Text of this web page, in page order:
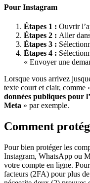
Pour Instagram
Étapes 1 : Ouvrir
Étapes 2 : Aller
Étapes 3 :
Étapes 4 :
« Envoyer une
Lorsque vous arrivez
texte court et clair, comme
données publiques pour
Meta » par exemple.
Comment
Pour bien protéger les
Instagram, WhatsApp ou
votre compte en ligne.
facteurs (2FA) pour plus